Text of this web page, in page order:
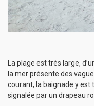
La plage est très large,
la mer présente des
courant, la baignade y
signalée par un drapeau